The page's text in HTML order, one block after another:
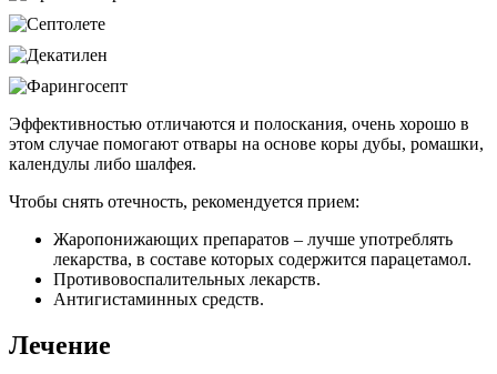
Эффективностью отличаются и полоскания, очень хорошо в
этом случае помогают отвары на основе коры дубы, ромашки,
календулы либо шалфея.
Чтобы снять отечность, рекомендуется прием:
Жаропонижающих препаратов – лучше употреблять
лекарства, в составе которых содержится парацетамол.
Противовоспалительных лекарств.
Антигистаминных средств.
Лечение